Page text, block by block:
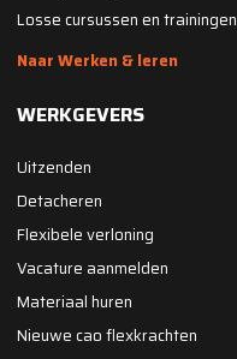
Losse cursussen en trainingen
Naar Werken & leren
WERKGEVERS
Uitzenden
Detacheren
Flexibele verloning
Vacature aanmelden
Materiaal huren
Nieuwe cao flexkrachten